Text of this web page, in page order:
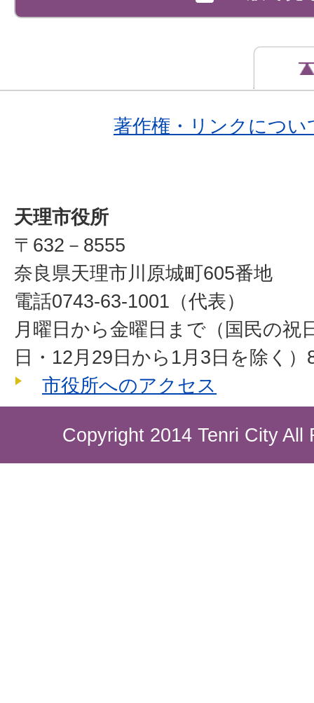
著作権・リンクについ
天理市役所
〒632－8555
奈良県天理市川原城町605番地
電話0743-63-1001（代表）
月曜日から金曜日まで（国民の祝
日・12月29日から1月3日を除く
市役所へのアクセス
Copyright 2014 Tenri City All